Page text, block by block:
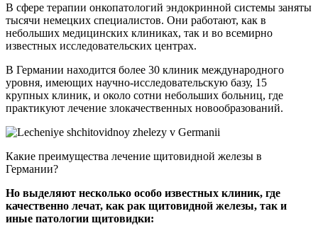
В сфере терапии онкопатологий эндокринной системы заняты
тысячи немецких специалистов. Они работают, как в
небольших медицинских клиниках, так и во всемирно
известных исследовательских центрах.
В Германии находится более 30 клиник международного
уровня, имеющих научно-исследовательскую базу, 15
крупных клиник, и около сотни небольших больниц, где
практикуют лечение злокачественных новообразований.
Какие преимущества лечение щитовидной железы в
Германии?
Но выделяют несколько особо известных клиник, где
качественно лечат, как рак щитовидной железы, так и
иные патологии щитовидки: